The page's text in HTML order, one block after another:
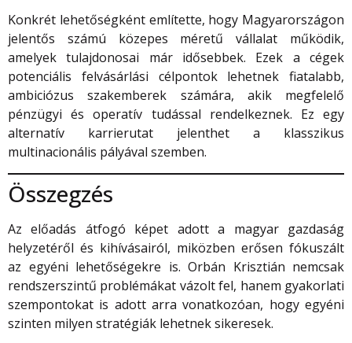
Konkrét lehetőségként említette, hogy Magyarországon
jelentős számú közepes méretű vállalat működik,
amelyek tulajdonosai már idősebbek. Ezek a cégek
potenciális felvásárlási célpontok lehetnek fiatalabb,
ambiciózus szakemberek számára, akik megfelelő
pénzügyi és operatív tudással rendelkeznek. Ez egy
alternatív karrierutat jelenthet a klasszikus
multinacionális pályával szemben.
Összegzés
Az előadás átfogó képet adott a magyar gazdaság
helyzetéről és kihívásairól, miközben erősen fókuszált
az egyéni lehetőségekre is. Orbán Krisztián nemcsak
rendszerszintű problémákat vázolt fel, hanem gyakorlati
szempontokat is adott arra vonatkozóan, hogy egyéni
szinten milyen stratégiák lehetnek sikeresek.